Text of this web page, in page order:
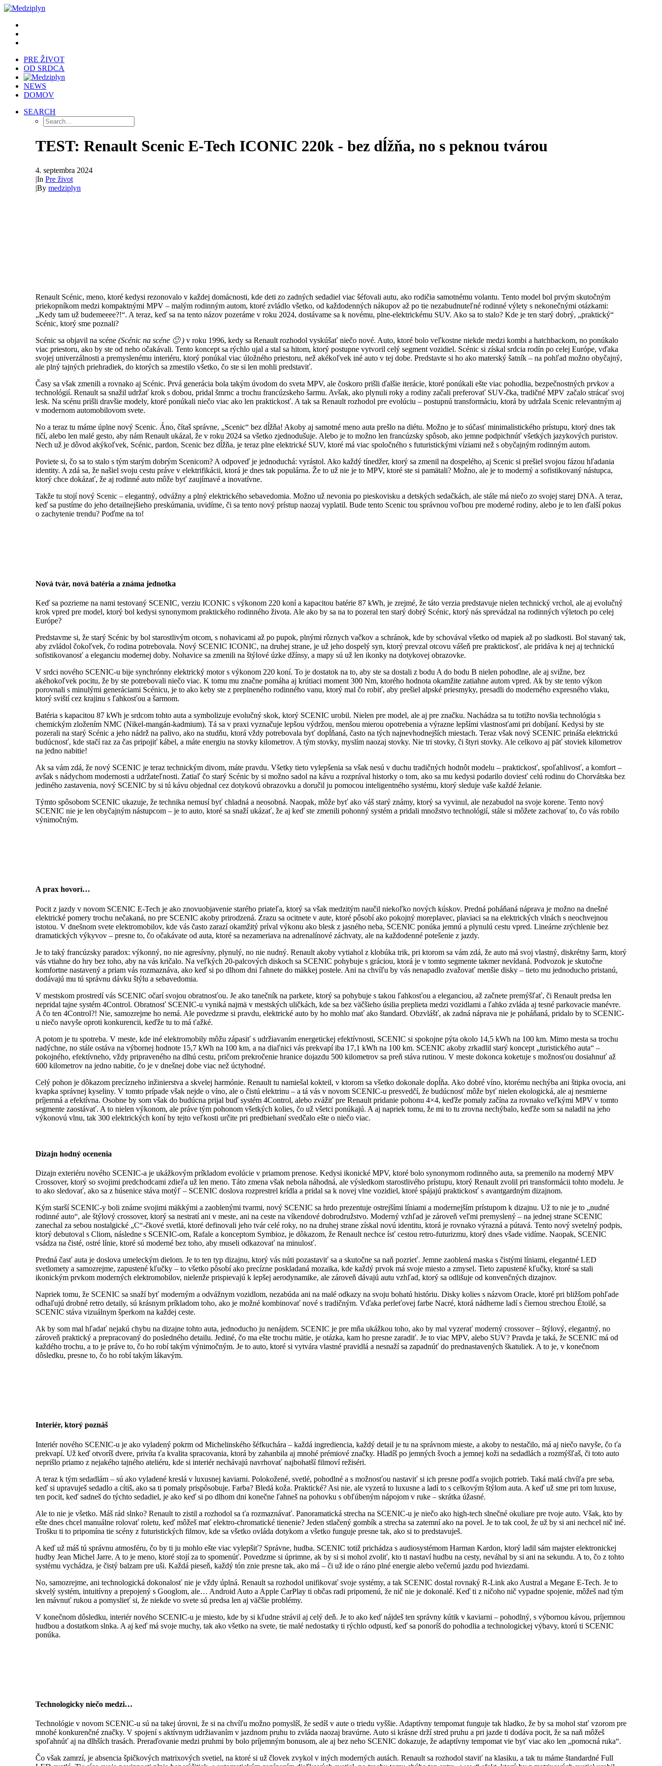
PRE ŽIVOT
OD SRDCA
NEWS
DOMOV
SEARCH
TEST: Renault Scenic E-Tech ICONIC 220k - bez dĺžňa, no s peknou tvárou
4. septembra 2024
|In Pre život
|By medziplyn
Renault Scénic, meno, ktoré kedysi rezonovalo v každej domácnosti, kde deti zo zadných sedadiel viac šéfovali autu, ako rodičia samotnému volantu. Tento model bol prvým skutočným
priekopníkom medzi kompaktnými MPV – malým rodinným autom, ktoré zvládlo všetko, od každodenných nákupov až po tie nezabudnuteľné rodinné výlety s nekonečnými otázkami:
„Kedy tam už budemeeee?!“. A teraz, keď sa na tento názov pozeráme v roku 2024, dostávame sa k novému, plne-elektrickému SUV. Ako sa to stalo? Kde je ten starý dobrý, „praktický“
Scénic, ktorý sme poznali?
Scénic sa objavil na scéne (Scénic na scéne 🙂 ) v roku 1996, kedy sa Renault rozhodol vyskúšať niečo nové. Auto, ktoré bolo veľkostne niekde medzi kombi a hatchbackom, no ponúkalo
viac priestoru, ako by ste od neho očakávali. Tento koncept sa rýchlo ujal a stal sa hitom, ktorý postupne vytvoril celý segment vozidiel. Scénic si získal srdcia rodín po celej Európe, vďaka
svojej univerzálnosti a premyslenému interiéru, ktorý ponúkal viac úložného priestoru, než akékoľvek iné auto v tej dobe. Predstavte si ho ako materský šatník – na pohľad možno obyčajný,
ale plný tajných priehradiek, do ktorých sa zmestilo všetko, čo ste si len mohli predstaviť.
Časy sa však zmenili a rovnako aj Scénic. Prvá generácia bola takým úvodom do sveta MPV, ale čoskoro prišli ďalšie iterácie, ktoré ponúkali ešte viac pohodlia, bezpečnostných prvkov a
technológií. Renault sa snažil udržať krok s dobou, pridal šmrnc a trochu francúzskeho šarmu. Avšak, ako plynuli roky a rodiny začali preferovať SUV-čka, tradičné MPV začalo strácať svoj
lesk. Na scénu prišli dravšie modely, ktoré ponúkali niečo viac ako len praktickosť. A tak sa Renault rozhodol pre evolúciu – postupnú transformáciu, ktorá by udržala Scenic relevantným aj
v modernom automobilovom svete.
No a teraz tu máme úplne nový Scenic. Áno, čítaš správne, „Scenic“ bez dĺžňa! Akoby aj samotné meno auta prešlo na diétu. Možno je to súčasť minimalistického prístupu, ktorý dnes tak
fičí, alebo len malé gesto, aby nám Renault ukázal, že v roku 2024 sa všetko zjednodušuje. Alebo je to možno len francúzsky spôsob, ako jemne podpichnúť všetkých jazykových puristov.
Nech už je dôvod akýkoľvek, Scénic, pardon, Scenic bez dĺžňa, je teraz plne elektrické SUV, ktoré má viac spoločného s futuristickými víziami než s obyčajným rodinným autom.
Poviete si, čo sa to stalo s tým starým dobrým Scenicom? A odpoveď je jednoduchá: vyrástol. Ako každý tínedžer, ktorý sa zmenil na dospelého, aj Scenic si prešiel svojou fázou hľadania
identity. A zdá sa, že našiel svoju cestu práve v elektrifikácii, ktorá je dnes tak populárna. Že to už nie je to MPV, ktoré ste si pamätali? Možno, ale je to moderný a sofistikovaný nástupca,
ktorý chce dokázať, že aj rodinné auto môže byť zaujímavé a inovatívne.
Takže tu stojí nový Scenic – elegantný, odvážny a plný elektrického sebavedomia. Možno už nevonia po pieskovisku a detských sedačkách, ale stále má niečo zo svojej starej DNA. A teraz,
keď sa pustíme do jeho detailnejšieho preskúmania, uvidíme, či sa tento nový prístup naozaj vyplatil. Bude tento Scenic tou správnou voľbou pre moderné rodiny, alebo je to len ďalší pokus
o zachytenie trendu? Poďme na to!
Nová tvár, nová batéria a známa jednotka
Keď sa pozrieme na nami testovaný SCENIC, verziu ICONIC s výkonom 220 koní a kapacitou batérie 87 kWh, je zrejmé, že táto verzia predstavuje nielen technický vrchol, ale aj evolučný
krok vpred pre model, ktorý bol kedysi synonymom praktického rodinného života. Ale ako by sa na to pozeral ten starý dobrý Scénic, ktorý nás sprevádzal na rodinných výletoch po celej
Európe?
Predstavme si, že starý Scénic by bol starostlivým otcom, s nohavicami až po pupok, plnými rôznych vačkov a schránok, kde by schovával všetko od mapiek až po sladkosti. Bol stavaný tak,
aby zvládol čokoľvek, čo rodina potrebovala. Nový SCENIC ICONIC, na druhej strane, je už jeho dospelý syn, ktorý prevzal otcovu vášeň pre praktickosť, ale pridáva k nej aj technickú
sofistikovanosť a eleganciu modernej doby. Nohavice sa zmenili na štýlové úzke džínsy, a mapy sú už len ikonky na dotykovej obrazovke.
V srdci nového SCENIC-u bije synchrónny elektrický motor s výkonom 220 koní. To je dostatok na to, aby ste sa dostali z bodu A do bodu B nielen pohodlne, ale aj svižne, bez
akéhokoľvek pocitu, že by ste potrebovali niečo viac. K tomu mu značne pomáha aj krútiaci moment 300 Nm, ktorého hodnota okamžite zatiahne autom vpred. Ak by ste tento výkon
porovnali s minulými generáciami Scénicu, je to ako keby ste z preplneného rodinného vanu, ktorý mal čo robiť, aby prešiel alpské priesmyky, presadli do moderného expresného vlaku,
ktorý sviští cez krajinu s ľahkosťou a šarmom.
Batéria s kapacitou 87 kWh je srdcom tohto auta a symbolizuje evolučný skok, ktorý SCENIC urobil. Nielen pre model, ale aj pre značku. Nachádza sa tu totižto novšia technológia s
chemickým zložením NMC (Nikel-mangán-kadmium). Tá sa v praxi vyznačuje lepšou výdržou, menšou mierou opotrebenia a výrazne lepšími vlastnosťami pri dobíjaní. Kedysi by ste
pozerali na starý Scénic a jeho nádrž na palivo, ako na studňu, ktorá vždy potrebovala byť dopĺňaná, často na tých najnevhodnejších miestach. Teraz však nový SCENIC prináša elektrickú
budúcnosť, kde stačí raz za čas pripojiť kábel, a máte energiu na stovky kilometrov. A tým stovky, myslím naozaj stovky. Nie tri stovky, či štyri stovky. Ale celkovo aj päť stoviek kilometrov
na jedno nabitie!
Ak sa vám zdá, že nový SCENIC je teraz technickým divom, máte pravdu. Všetky tieto vylepšenia sa však nesú v duchu tradičných hodnôt modelu – praktickosť, spoľahlivosť, a komfort –
avšak s nádychom modernosti a udržateľnosti. Zatiaľ čo starý Scénic by si možno sadol na kávu a rozprával historky o tom, ako sa mu kedysi podarilo doviesť celú rodinu do Chorvátska bez
jediného zastavenia, nový SCENIC by si tú kávu objednal cez dotykovú obrazovku a doručil ju pomocou inteligentného systému, ktorý sleduje vaše každé želanie.
Týmto spôsobom SCENIC ukazuje, že technika nemusí byť chladná a neosobná. Naopak, môže byť ako váš starý známy, ktorý sa vyvinul, ale nezabudol na svoje korene. Tento nový
SCENIC nie je len obyčajným nástupcom – je to auto, ktoré sa snaží ukázať, že aj keď ste zmenili pohonný systém a pridali množstvo technológií, stále si môžete zachovať to, čo vás robilo
výnimočným.
A prax hovorí…
Pocit z jazdy v novom SCENIC E-Tech je ako znovuobjavenie starého priateľa, ktorý sa však medzitým naučil niekoľko nových kúskov. Predná poháňaná náprava je možno na dnešné
elektrické pomery trochu nečakaná, no pre SCENIC akoby prirodzená. Zrazu sa ocitnete v aute, ktoré pôsobí ako pokojný moreplavec, plaviaci sa na elektrických vlnách s neochvejnou
istotou. V dnešnom svete elektromobilov, kde vás často zarazí okamžitý príval výkonu ako blesk z jasného neba, SCENIC ponúka jemnú a plynulú cestu vpred. Lineárne zrýchlenie bez
dramatických výkyvov – presne to, čo očakávate od auta, ktoré sa nezameriava na adrenalínové záchvaty, ale na každodenné potešenie z jazdy.
Je to taký francúzsky paradox: výkonný, no nie agresívny, plynulý, no nie nudný. Renault akoby vytiahol z klobúka trik, pri ktorom sa vám zdá, že auto má svoj vlastný, diskrétny šarm, ktorý
vás vtiahne do hry bez toho, aby na vás kričalo. Na veľkých 20-palcových diskoch sa SCENIC pohybuje s gráciou, ktorá je v tomto segmente takmer nevídaná. Podvozok je skutočne
komfortne nastavený a priam vás rozmaznáva, ako keď si po dlhom dni ľahnete do mäkkej postele. Ani na chvíľu by vás nenapadlo zvažovať menšie disky – tieto mu jednoducho pristanú,
dodávajú mu tú správnu dávku štýlu a sebavedomia.
V mestskom prostredí vás SCENIC očarí svojou obratnosťou. Je ako tanečník na parkete, ktorý sa pohybuje s takou ľahkosťou a eleganciou, až začnete premýšľať, či Renault predsa len
nepridal tajne systém 4Control. Obratnosť SCENIC-u vyniká najmä v mestských uličkách, kde sa bez väčšieho úsilia preplieta medzi vozidlami a ľahko zvláda aj tesné parkovacie manévre.
A čo ten 4Control?! Nie, samozrejme ho nemá. Ale povedzme si pravdu, elektrické auto by ho mohlo mať ako štandard. Obzvlášť, ak zadná náprava nie je poháňaná, pridalo by to SCENIC-
u niečo navyše oproti konkurencii, keďže tu to má ťažké.
A potom je tu spotreba. V meste, kde iné elektromobily môžu zápasiť s udržiavaním energetickej efektívnosti, SCENIC si spokojne pýta okolo 14,5 kWh na 100 km. Mimo mesta sa trochu
nadýchne, no stále ostáva na výbornej hodnote 15,7 kWh na 100 km, a na diaľnici vás prekvapí iba 17,1 kWh na 100 km. SCENIC akoby zrkadlil starý koncept „turistického auta“ –
pokojného, efektívneho, vždy pripraveného na dlhú cestu, pričom prekročenie hranice dojazdu 500 kilometrov sa preň stáva rutinou. V meste dokonca koketuje s možnosťou dosiahnuť až
600 kilometrov na jedno nabitie, čo je v dnešnej dobe viac než úctyhodné.
Celý pohon je dôkazom precízneho inžinierstva a skvelej harmónie. Renault tu namiešal kokteil, v ktorom sa všetko dokonale dopĺňa. Ako dobré víno, ktorému nechýba ani štipka ovocia, ani
kvapka správnej kyseliny. V tomto prípade však nejde o víno, ale o čistú elektrinu – a tá vás v novom SCENIC-u presvedčí, že budúcnosť môže byť nielen ekologická, ale aj nesmierne
príjemná a efektívna. Osobne by som však do budúcna prijal buď systém 4Control, alebo zvážiť pre Renault pridanie pohonu 4×4, keďže pomaly začína za rovnako veľkými MPV v tomto
segmente zaostávať. A to nielen výkonom, ale práve tým pohonom všetkých kolies, čo už všetci ponúkajú. A aj napriek tomu, že mi to tu zrovna nechýbalo, keďže som sa naladil na jeho
výkonovú vlnu, tak 300 elektrických koní by tejto veľkosti určite pri predbiehaní svedčalo ešte o niečo viac.
Dizajn hodný ocenenia
Dizajn exteriéru nového SCENIC-a je ukážkovým príkladom evolúcie v priamom prenose. Kedysi ikonické MPV, ktoré bolo synonymom rodinného auta, sa premenilo na moderný MPV
Crossover, ktorý so svojimi predchodcami zdieľa už len meno. Táto zmena však nebola náhodná, ale výsledkom starostlivého prístupu, ktorý Renault zvolil pri transformácii tohto modelu. Je
to ako sledovať, ako sa z húsenice stáva motýľ – SCENIC doslova rozprestrel krídla a pridal sa k novej vlne vozidiel, ktoré spájajú praktickosť s avantgardným dizajnom.
Kým starší SCENIC-y boli známe svojimi mäkkými a zaoblenými tvarmi, nový SCENIC sa hrdo prezentuje ostrejšími líniami a modernejším prístupom k dizajnu. Už to nie je to „nudné
rodinné auto“, ale štýlový crossover, ktorý sa nestratí ani v meste, ani na ceste na víkendové dobrodružstvo. Moderný vzhľad je zároveň veľmi premyslený – na jednej strane SCENIC
zanechal za sebou nostalgické „C“-čkové svetlá, ktoré definovali jeho tvár celé roky, no na druhej strane získal novú identitu, ktorá je rovnako výrazná a pútavá. Tento nový svetelný podpis,
ktorý debutoval s Cliom, následne s SCENIC-om, Rafale a konceptom Symbioz, je dôkazom, že Renault nechce ísť cestou retro-futurizmu, ktorý dnes všade vidíme. Naopak, SCENIC
vsádza na čisté, ostré línie, ktoré sú moderné bez toho, aby museli odkazovať na minulosť.
Predná časť auta je doslova umeleckým dielom. Je to ten typ dizajnu, ktorý vás núti pozastaviť sa a skutočne sa naň pozrieť. Jemne zaoblená maska s čistými líniami, elegantné LED
svetlomety a samozrejme, zapustené kľučky – to všetko pôsobí ako precízne poskladaná mozaika, kde každý prvok má svoje miesto a zmysel. Tieto zapustené kľučky, ktoré sa stali
ikonickým prvkom moderných elektromobilov, nielenže prispievajú k lepšej aerodynamike, ale zároveň dávajú autu vzhľad, ktorý sa odlišuje od konvenčných dizajnov.
Napriek tomu, že SCENIC sa snaží byť moderným a odvážnym vozidlom, nezabúda ani na malé odkazy na svoju bohatú históriu. Disky kolies s názvom Oracle, ktoré pri bližšom pohľade
odhaľujú drobné retro detaily, sú krásnym príkladom toho, ako je možné kombinovať nové s tradičným. Vďaka perleťovej farbe Nacré, ktorá nádherne ladí s čiernou strechou Étoilé, sa
SCENIC stáva vizuálnym šperkom na každej ceste.
Ak by som mal hľadať nejakú chybu na dizajne tohto auta, jednoducho ju nenájdem. SCENIC je pre mňa ukážkou toho, ako by mal vyzerať moderný crossover – štýlový, elegantný, no
zároveň praktický a prepracovaný do posledného detailu. Jediné, čo ma ešte trochu mätie, je otázka, kam ho presne zaradiť. Je to viac MPV, alebo SUV? Pravda je taká, že SCENIC má od
každého trochu, a to je práve to, čo ho robí takým výnimočným. Je to auto, ktoré si vytvára vlastné pravidlá a nesnaží sa zapadnúť do prednastavených škatuliek. A to je, v konečnom
dôsledku, presne to, čo ho robí takým lákavým.
Interiér, ktorý poznáš
Interiér nového SCENIC-u je ako vyladený pokrm od Michelinského šéfkuchára – každá ingrediencia, každý detail je tu na správnom mieste, a akoby to nestačilo, má aj niečo navyše, čo ťa
prekvapí. Už keď otvoríš dvere, privíta ťa kvalita spracovania, ktorá by zahanbila aj mnohé prémiové značky. Hladíš po jemných švoch a jemnej koži na sedadlách a rozmýšľaš, či toto auto
neprišlo priamo z nejakého tajného ateliéru, kde si interiér nechávajú navrhovať najbohatší filmoví režiséri.
A teraz k tým sedadlám – sú ako vyladené kreslá v luxusnej kaviarni. Polokožené, svetlé, pohodlné a s možnosťou nastaviť si ich presne podľa svojich potrieb. Taká malá chvíľa pre seba,
keď si upravuješ sedadlo a cítiš, ako sa ti pomaly prispôsobuje. Farba? Bledá koža. Praktické? Asi nie, ale vyzerá to luxusne a ladí to s celkovým štýlom auta. A keď už sme pri tom luxuse,
ten pocit, keď sadneš do týchto sedadiel, je ako keď si po dlhom dni konečne ľahneš na pohovku s obľúbeným nápojom v ruke – skrátka úžasné.
Ale to nie je všetko. Máš rád slnko? Renault to zistil a rozhodol sa ťa rozmaznávať. Panoramatická strecha na SCENIC-u je niečo ako high-tech slnečné okuliare pre tvoje auto. Však, kto by
ešte dnes chcel manuálne rolovať roletu, keď môžeš mať elektro-chromatické tienenie? Jeden stlačený gombík a strecha sa zatemní ako na povel. Je to tak cool, že už by si ani nechcel nič iné.
Trošku ti to pripomína tie scény z futuristických filmov, kde sa všetko ovláda dotykom a všetko funguje presne tak, ako si to predstavuješ.
A keď už máš tú správnu atmosféru, čo by ti ju mohlo ešte viac vylepšiť? Správne, hudba. SCENIC totiž prichádza s audiosystémom Harman Kardon, ktorý ladil sám majster elektronickej
hudby Jean Michel Jarre. A to je meno, ktoré stojí za to spomenúť. Povedzme si úprimne, ak by si si mohol zvoliť, kto ti nastaví hudbu na cesty, neváhal by si ani na sekundu. A to, čo z tohto
systému vychádza, je čistý balzam pre uši. Každá pieseň, každý tón znie presne tak, ako má – či už ide o ráno plné energie alebo večernú jazdu pod hviezdami.
No, samozrejme, ani technologická dokonalosť nie je vždy úplná. Renault sa rozhodol unifikovať svoje systémy, a tak SCENIC dostal rovnaký R-Link ako Austral a Megane E-Tech. Je to
skvelý systém, intuitívny a prepojený s Googlom, ale… Android Auto a Apple CarPlay ti občas radi pripomenú, že nič nie je dokonalé. Keď ti z ničoho nič vypadne spojenie, môžeš nad tým
len mávnuť rukou a pomyslieť si, že niekde vo svete sú predsa len aj väčšie problémy.
V konečnom dôsledku, interiér nového SCENIC-u je miesto, kde by si kľudne strávil aj celý deň. Je to ako keď nájdeš ten správny kútik v kaviarni – pohodlný, s výbornou kávou, príjemnou
hudbou a dostatkom slnka. A aj keď má svoje muchy, tak ako všetko na svete, tie malé nedostatky ti rýchlo odpustí, keď sa ponoríš do pohodlia a technologickej výbavy, ktorú ti SCENIC
ponúka.
Technologicky niečo medzi…
Technológie v novom SCENIC-u sú na takej úrovni, že si na chvíľu možno pomyslíš, že sedíš v aute o triedu vyššie. Adaptívny tempomat funguje tak hladko, že by sa mohol stať vzorom pre
mnohé konkurenčné značky. V spojení s aktívnym udržiavaním v jazdnom pruhu to zvláda naozaj bravúrne. Auto si krásne drží stred pruhu a pri jazde ti dodáva pocit, že sa naň môžeš
spoľahnúť aj na dlhších trasách. Preraďovanie medzi pruhmi by bolo príjemným bonusom, ale aj bez neho SCENIC dokazuje, že adaptívny tempomat vie byť viac ako len „pomocná ruka“.
Čo však zamrzí, je absencia špičkových matrixových svetiel, na ktoré si už človek zvykol v iných moderných autách. Renault sa rozhodol staviť na klasiku, a tak tu máme štandardné Full